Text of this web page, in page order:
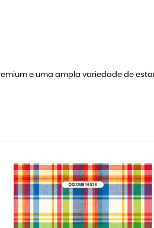
e uma ampla variedade de